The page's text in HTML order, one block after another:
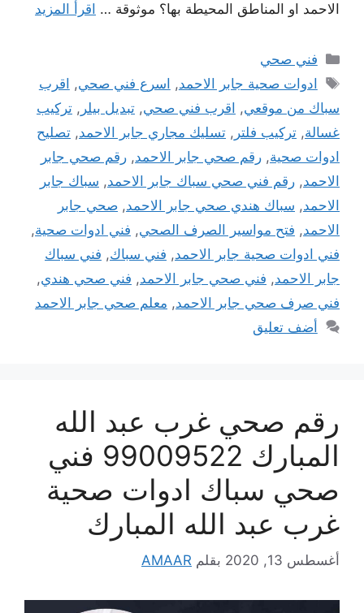
الاحمد او المناطق المحيطة بها؟ موثوقة … اقرأ المزيد
التصنيفات
فني صحي
الوسوم
ادوات صحية جابر الاحمد, اسرع فني صحي, اقرب
سباك من موقعي, اقرب فني صحي, تبديل بيلر , تركيب
غسالة, تركيب فلتر , تسليك مجاري جابر الاحمد, تصليح
ادوات صحية, رقم صحي جابر الاحمد, رقم صحي جابر
الاحمد, رقم فني صحي سباك جابر الاحمد, سباك جابر
الاحمد, سباك هندي صحي جابر الاحمد, صحي جابر
الاحمد, فتح مواسير الصرف الصحي, فني ادوات صحية,
فني ادوات صحية جابر الاحمد, فني سباك, فني سباك
جابر الاحمد, فني صحي جابر الاحمد, فني صحي هندي,
فني صرف صحي جابر الاحمد, معلم صحي جابر الاحمد
أضف تعليق
رقم صحي غرب عبد الله
المبارك 99009522 فني
صحي سباك ادوات صحية
غرب عبد الله المبارك
أغسطس 13, 2020 بقلم AMAAR